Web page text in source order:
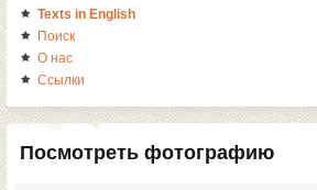
Texts in English
Поиск
О нас
Ссылки
Посмотреть фотографию